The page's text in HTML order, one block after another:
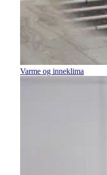
Varme og inneklima